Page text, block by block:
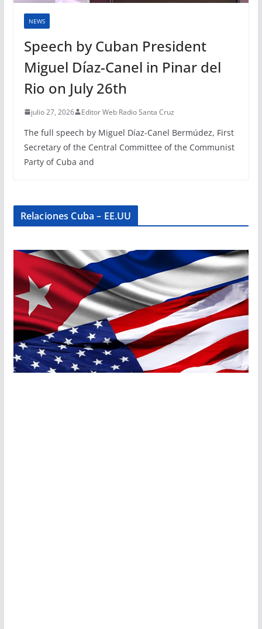
NEWS
Speech by Cuban President
Miguel Díaz-Canel in Pinar del
Rio on July 26th
julio 27, 2026 Editor Web Radio Santa Cruz
The full speech by Miguel Díaz-Canel Bermúdez, First
Secretary of the Central Committee of the Communist
Party of Cuba and
Relaciones Cuba – EE.UU